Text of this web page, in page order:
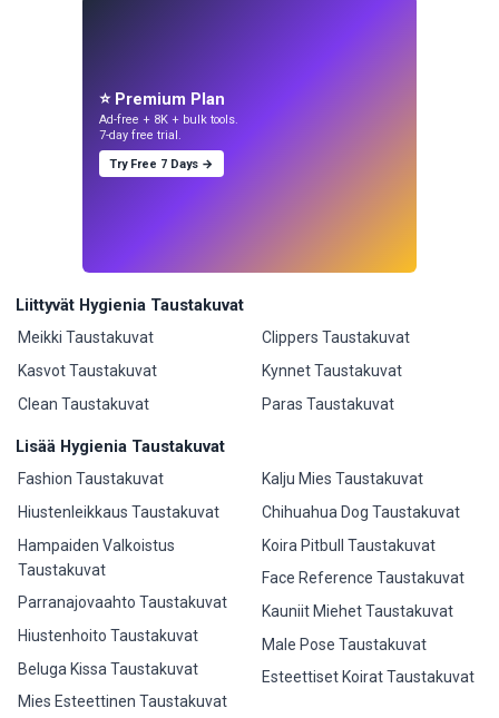
⭐ Premium Plan
Ad-free + 8K + bulk tools.
7-day free trial.
Try Free 7 Days →
Liittyvät Hygienia Taustakuvat
Meikki Taustakuvat
Kasvot Taustakuvat
Clean Taustakuvat
Clippers Taustakuvat
Kynnet Taustakuvat
Paras Taustakuvat
Lisää Hygienia Taustakuvat
Fashion Taustakuvat
Hiustenleikkaus Taustakuvat
Hampaiden Valkoistus
Taustakuvat
Parranajovaahto Taustakuvat
Hiustenhoito Taustakuvat
Beluga Kissa Taustakuvat
Mies Esteettinen Taustakuvat
Kalju Mies Taustakuvat
Chihuahua Dog Taustakuvat
Koira Pitbull Taustakuvat
Face Reference Taustakuvat
Kauniit Miehet Taustakuvat
Male Pose Taustakuvat
Esteettiset Koirat Taustakuvat